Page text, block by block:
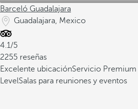
Barceló Guadalajara
Guadalajara, Mexico
4.1/5
2255 reseñas
Excelente ubicaciónServicio Premium
LevelSalas para reuniones y eventos